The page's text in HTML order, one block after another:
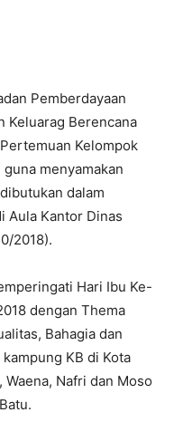
Pemberdayaan
Keluarag Berencana
Kelompok
menyamakan
dalam
Aula Kantor Dinas
2018).
Hari Ibu Ke-
dengan Thema
Bahagia dan
KB di Kota
Nafri dan Moso